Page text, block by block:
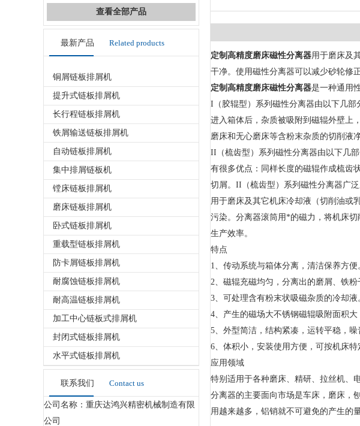
查看全部产品
最新产品 Related products
铜屑链板排屑机
提升式链板排屑机
长行程链板排屑机
铁屑输送链板排屑机
自动链板排屑机
集中排屑链板机
镗床链板排屑机
磨床链板排屑机
卧式链板排屑机
重载型链板排屑机
防卡屑链板排屑机
耐腐蚀链板排屑机
耐高温链板排屑机
加工中心链板式排屑机
封闭式链板排屑机
水平式链板排屑机
联系我们 Contact us
公司名称：重庆达鸿兴精密机械制造有限
公司
定制高精度磨床磁性分离器用于磨床及
干净。使用磁性分离器可以减少砂轮修
定制高精度磨床磁性分离器是一种通用
I（胶辊型）系列磁性分离器由以下几
进入箱体后，杂质被吸附到磁辊外壁上
磨床和无心磨床等含粉末杂质的切削液
II（梳齿型）系列磁性分离器由以下几
有很多优点：同样长度的磁辊作成梳齿
切屑。II（梳齿型）系列磁性分离器广
用于磨床及其它机床冷却液（切削油或
污染。分离器滚筒用*的磁力，将机床
生产效率。
特点
1、传动系统与箱体分离，清洁保养方便
2、磁辊充磁均匀，分离出的磨屑、铁粉
3、可处理含有粉末状吸磁杂质的冷却液
4、产生的磁场大不锈钢磁辊吸附面积大
5、外型简洁，结构紧凑，运转平稳，噪
6、体积小，安装使用方便，可按机床特
应用领域
特别适用于各种磨床、精研、拉丝机、
分离器的主要面向市场是车床，磨床，
用越来越多，铝销就不可避免的产生的